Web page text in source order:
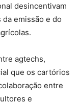
desincentivam
emissão e do
agtechs,
que os cartórios
entre
e